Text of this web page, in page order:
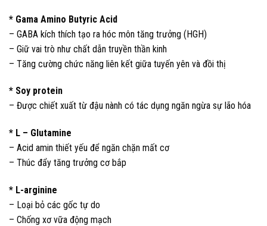
* Gama Amino Butyric Acid
– GABA kích thích tạo ra hóc môn tăng trưởng (HGH)
– Giữ vai trò như chất dẫn truyền thần kinh
– Tăng cường chức năng liên kết giữa tuyến yên và đồi thị
* Soy protein
– Được chiết xuất từ đậu nành có tác dụng ngăn ngừa sự lão hóa
* L – Glutamine
– Acid amin thiết yếu để ngăn chặn mất cơ
– Thúc đẩy tăng trưởng cơ bắp
* L-arginine
– Loại bỏ các gốc tự do
– Chống xơ vữa động mạch